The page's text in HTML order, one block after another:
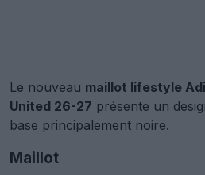
Le nouveau maillot lifestyle
United 26-27 présente un
base principalement noire.
Maillot